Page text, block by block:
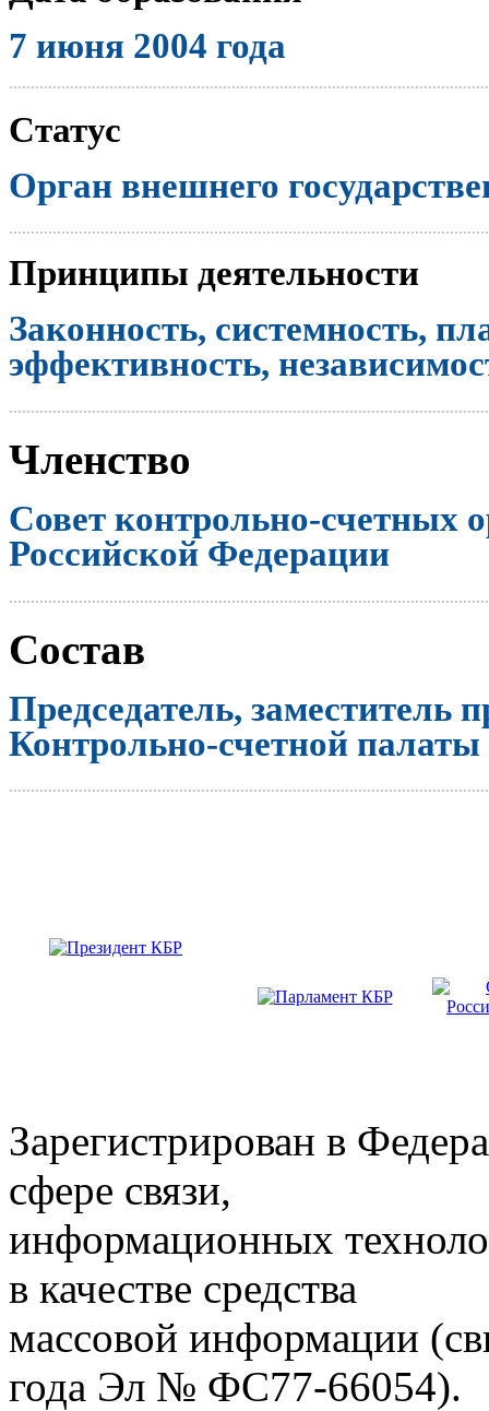
7 июня 2004 года
Статус
Орган внешнего
Принципы деятельности
Законность, системность,
эффективность,
Членство
Совет контрольно-счетных
Российской Федерации
Состав
Председатель, заместитель
Контрольно-счетной палаты
Зарегистрирован в
сфере связи,
информационных
в качестве средства
массовой информации
года Эл № ФС77-66054).